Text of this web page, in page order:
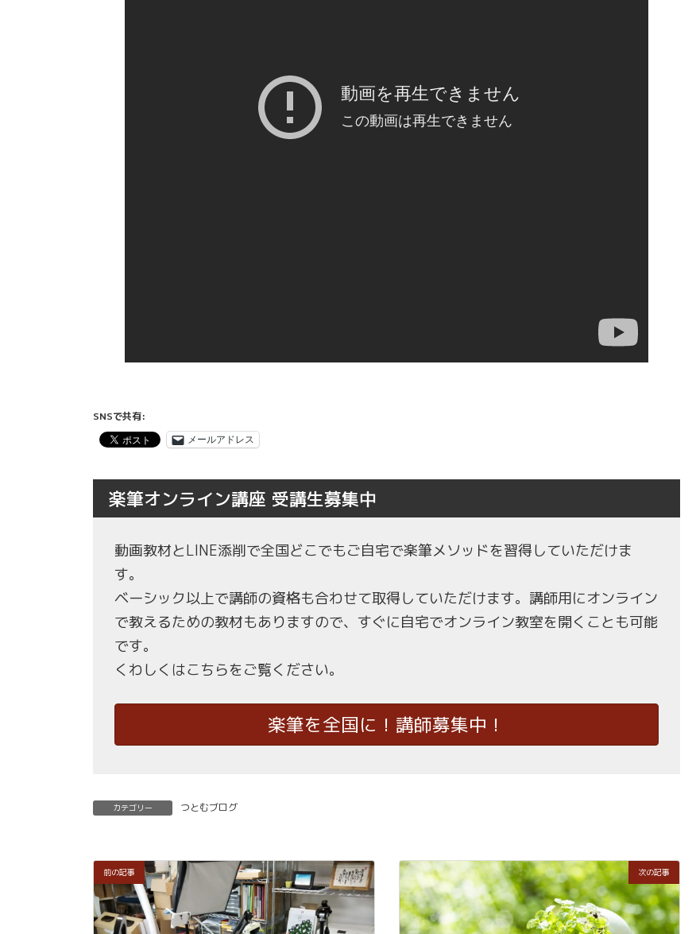
SNSで共有:
メールアドレス
楽筆オンライン講座 受講生募集中
動画教材とLINE添削で全国どこでもご自宅で楽筆メソッドを習得していただけま
す。
ベーシック以上で講師の資格も合わせて取得していただけます。講師用にオンライン
で教えるための教材もありますので、すぐに自宅でオンライン教室を開くことも可能
です。
くわしくはこちらをご覧ください。
楽筆を全国に！講師募集中！
カテゴリー つとむブログ
前の記事 次の記事